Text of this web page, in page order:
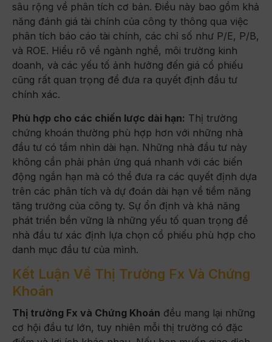
sâu rộng về phân tích cơ bản. Điều này bao gồm khả
năng đánh giá tài chính của công ty thông qua việc
phân tích báo cáo tài chính, các chỉ số như P/E, P/B,
và ROE. Hiểu rõ về ngành nghề, môi trường kinh
doanh, và các yếu tố ảnh hưởng đến giá cổ phiếu
cũng rất quan trọng để đưa ra quyết định đầu tư
chính xác.
Phù hợp cho các chiến lược dài hạn: Thị trường
chứng khoán thường phù hợp hơn với những nhà
đầu tư có tầm nhìn dài hạn. Những nhà đầu tư này
không cần phải phản ứng quá nhanh với các biến
động ngắn hạn mà có thể đưa ra các quyết định dựa
trên các phân tích và dự đoán dài hạn về tiềm năng
tăng trưởng của công ty. Sự ổn định và khả năng
phát triển bền vững là những yếu tố quan trọng để
nhà đầu tư xác định lựa chọn cổ phiếu phù hợp cho
danh mục đầu tư của mình.
Kết Luận Về Thị Trường Fx Và Chứng
Khoán
Thị trường Fx và Chứng Khoán đều mang lại những
cơ hội đầu tư lớn, tuy nhiên mỗi thị trường có đặc